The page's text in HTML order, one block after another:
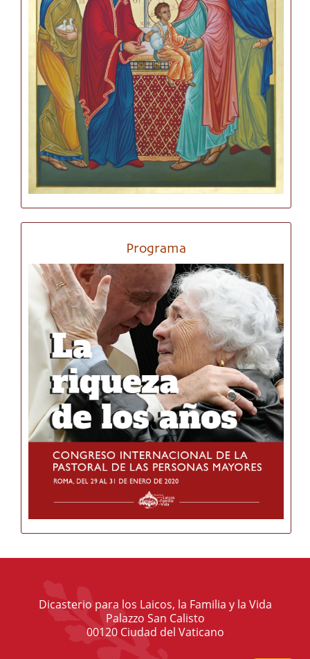
Programa
Dicasterio para los Laicos, la Familia y la Vida
Palazzo San Calisto
00120 Ciudad del Vaticano